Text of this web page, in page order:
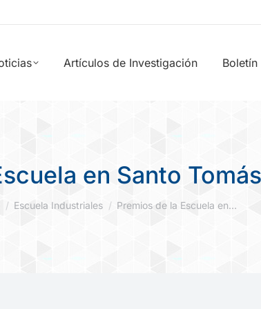
Artículos de Investigación Boletín
en Santo
aquí:Escuela Industriales Premios de la Escuela en…